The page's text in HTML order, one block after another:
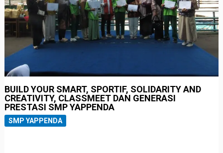
BUILD YOUR SMART, SPORTIF, SOLIDARITY AND
CREATIVITY, CLASSMEET DAN GENERASI
PRESTASI SMP YAPPENDA
SMP YAPPENDA